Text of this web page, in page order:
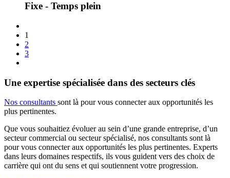
Fixe - Temps plein
1
2
3
Une expertise spécialisée dans des secteurs clés
Nos consultants sont là pour vous connecter aux opportunités les
plus pertinentes.
Que vous souhaitiez évoluer au sein d’une grande entreprise, d’un
secteur commercial ou secteur spécialisé, nos consultants sont là
pour vous connecter aux opportunités les plus pertinentes. Experts
dans leurs domaines respectifs, ils vous guident vers des choix de
carrière qui ont du sens et qui soutiennent votre progression.